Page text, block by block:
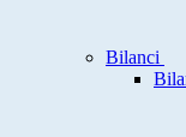
Bilanci